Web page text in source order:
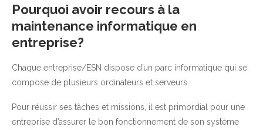
Pourquoi avoir recours à la
maintenance informatique en
entreprise?
Chaque entreprise/ESN dispose d’un parc informatique qui se
compose de plusieurs ordinateurs et serveurs.
Pour réussir ses tâches et missions, il est primordial pour une
entreprise d’assurer le bon fonctionnement de son système